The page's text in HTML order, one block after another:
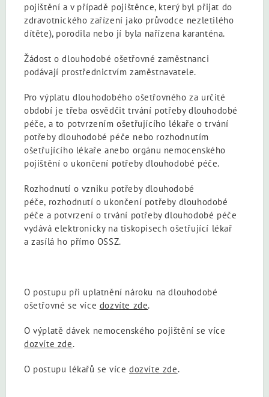
pojištění a v případě pojištěnce, který byl přijat do
zdravotnického zařízení jako průvodce nezletilého
dítěte), porodila nebo jí byla nařízena karanténa.
Žádost o dlouhodobé ošetřovné zaměstnanci
podávají prostřednictvím zaměstnavatele.
Pro výplatu dlouhodobého ošetřovného za určité
období je třeba osvědčit trvání potřeby dlouhodobé
péče, a to potvrzením ošetřujícího lékaře o trvání
potřeby dlouhodobé péče nebo rozhodnutím
ošetřujícího lékaře anebo orgánu nemocenského
pojištění o ukončení potřeby dlouhodobé péče.
Rozhodnutí o vzniku potřeby dlouhodobé
péče, rozhodnutí o ukončení potřeby dlouhodobé
péče a potvrzení o trvání potřeby dlouhodobé péče
vydává elektronicky na tiskopisech ošetřující lékař
a zasílá ho přímo OSSZ.
O postupu při uplatnění nároku na dlouhodobé
ošetřovné se více dozvíte zde.
O výplatě dávek nemocenského pojištění se více
dozvíte zde.
O postupu lékařů se vícedozvíte zde.